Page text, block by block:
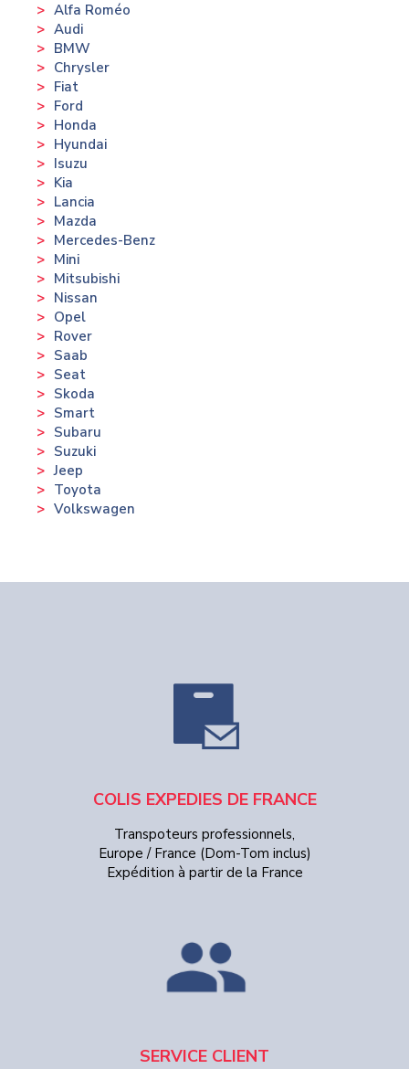
Alfa Roméo
Audi
BMW
Chrysler
Fiat
Ford
Honda
Hyundai
Isuzu
Kia
Lancia
Mazda
Mercedes-Benz
Mini
Mitsubishi
Nissan
Opel
Rover
Saab
Seat
Skoda
Smart
Subaru
Suzuki
Jeep
Toyota
Volkswagen
COLIS EXPEDIES DE FRANCE
Transpoteurs professionnels,
Europe / France (Dom-Tom inclus)
Expédition à partir de la France
SERVICE CLIENT